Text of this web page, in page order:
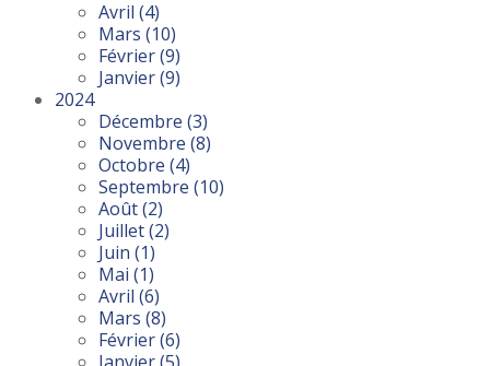
Avril (4)
Mars (10)
Février(9)
Janvier(9)
2024
Décembre (3)
Novembre (8)
Octobre (4)
Septembre (10)
Août(2)
Juillet(2)
Juin (1)
Mai (1)
Avril (6)
Mars (8)
Février(6)